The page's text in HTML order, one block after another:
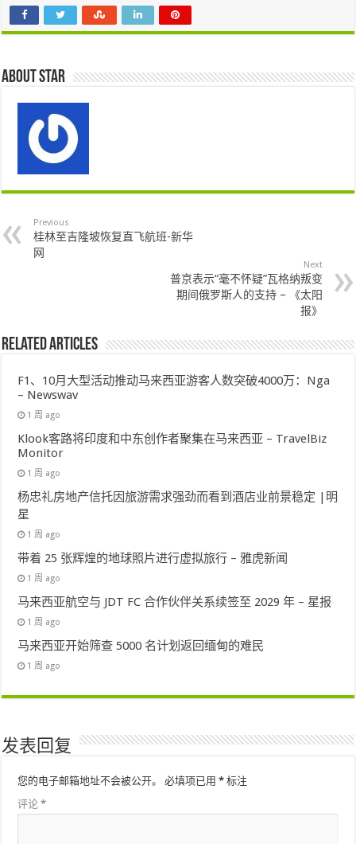
About star
Previous
桂林至吉隆坡恢复直飞航班-新华
网
Next
普京表示“毫不怀疑”瓦格纳叛变
期间俄罗斯人的支持 – 《太阳
报》
Related Articles
F1、10月大型活动推动马来西亚游客人数突破4000万：Nga
– Newswav
1 周 ago
Klook客路将印度和中东创作者聚集在马来西亚 – TravelBiz
Monitor
1 周 ago
杨忠礼房地产信托因旅游需求强劲而看到酒店业前景稳定 |明
星
1 周 ago
带着 25 张辉煌的地球照片进行虚拟旅行 – 雅虎新闻
1 周 ago
马来西亚航空与 JDT FC 合作伙伴关系续签至 2029 年 – 星报
1 周 ago
马来西亚开始筛查 5000 名计划返回缅甸的难民
1 周 ago
发表回复
您的电子邮箱地址不会被公开。 必填项已用* 标注
评论*